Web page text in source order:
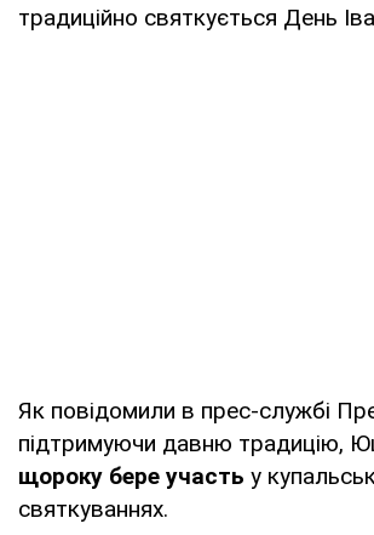
традиційно святкується День
Як повідомили в прес-службі
підтримуючи давню традицію,
щороку бере участь у
святкуваннях.